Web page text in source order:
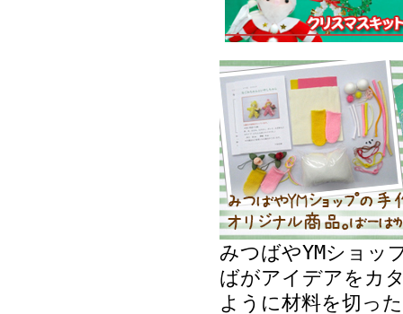
みつばやYMショッ
ばがアイデアをカ
ように材料を切っ